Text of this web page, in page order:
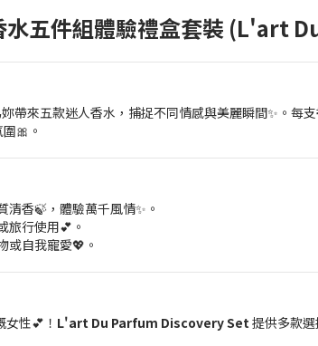
五件組體驗禮盒套裝 (L'art
帶來五款迷人香水，捕捉不同情感與美麗瞬間✨。每
🎀。
香🍃，體驗萬千風情✨。
旅行使用💕。
或自我寵愛💖。
性💕！ L'art Du Parfum Discovery Set提供多款